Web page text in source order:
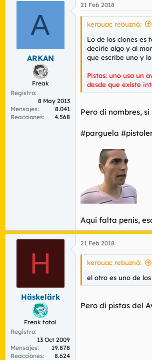
A
ARKAN
Freak
Registro
8 May 2013
Mensajes
8.041
Reacciones
4.568
21 Feb 2018
kerouac rebuznó:
Lo de los clones es
decirle algo y al
que escribe uno y
Pistas: uno usa un
desde que existe
Pero di nombres,
#parguela
Aqui falta penis,
H
Häskelärk
Freak total
Registro
13 Oct 2009
Mensajes
19.878
Reacciones
8.624
21 Feb 2018
kerouac rebuznó:
el otro es uno de
Pero dí pistas del